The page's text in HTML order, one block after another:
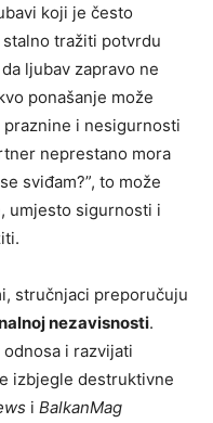
koji je često
tražiti potvrdu
ljubav zapravo ne
ponašanje može
i nesigurnosti
neprestano mora
sviđam?”, to može
umjesto sigurnosti i
stručnjaci preporučuju
nezavisnosti.
i razvijati
izbjegle destruktivne
i BalkanMag